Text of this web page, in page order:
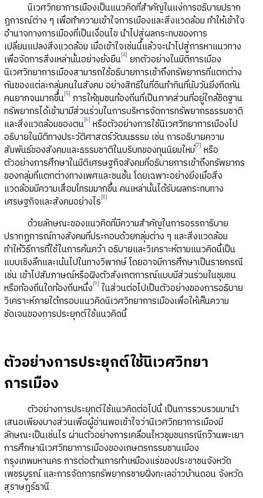
นิเวศวิทยาการเมืองเป็นแนวคิดที่สำคัญในแง่การอธิบายปราก
ฎการณ์ต่าง ๆ เพื่อทำความเข้าใจการเมืองและสิ่งแวดล้อม ทำให้เข้าใจ
อำนาจทางการเมืองที่เป็นเงื่อนไข นำไปสู่ผลกระทบของการ
เปลี่ยนแปลงสิ่งแวดล้อม เมื่อเข้าใจเช่นนี้แล้วจะนำไปสู่การหาแนวทาง
เพื่อจัดการสิ่งเหล่านั้นอย่างยั่งยืน[4] ยกตัวอย่างในมิติการเมือง
นิเวศวิทยาการเมืองสามารถใช้อธิบายการเข้าถึงทรัพยากรที่แตกต่าง
กันของแต่ละกลุ่มคนในสังคม อย่างสิทธิในที่ดินทำกินที่นับวันยิ่งกีดกัน
คนยากจนมากขึ้น[5] การให้ชุมชนท้องถิ่นที่เป็นภาคส่วนที่อยู่ใกล้ชิดฐาน
ทรัพยากรได้เข้ามามีส่วนร่วมในการบริหารจัดการทรัพยากรธรรมชาติ
และสิ่งแวดล้อมของตน[6] หรือตัวอย่างการใช้นิเวศวิทยาการเมืองไป
อธิบายในมิติทางประวัติศาสตร์วัฒนธรรม เช่น การอธิบายความ
สัมพันธ์ของสังคมและธรรมชาติในบริบทของทุนนิยมใหม่[7] หรือ
ตัวอย่างการศึกษาในมิติเศรษฐกิจสังคมที่อธิบายการเข้าถึงทรัพยากร
ของกลุ่มที่แตกต่างทางเพศและชนชั้น โดยเฉพาะอย่างยิ่งเมื่อสิ่ง
แวดล้อมมีความเสื่อมโทรมมากขึ้น คนเหล่านั้นได้รับผลกระทบทาง
เศรษฐกิจและสังคมอย่างไร[8]
ด้วยลักษณะของแนวคิดที่มีความสำคัญในการอรรถาธิบาย
ปรากฏการณ์ทางสังคมที่ประกอบด้วยกลุ่มต่าง ๆ และสิ่งแวดล้อม
ทำให้วิธีการที่ใช้ในการค้นคว้า อธิบายและวิเคราะห์ตามแนวคิดนี้เป็น
แบบเชิงลึกและเน้นไปในทางวิพากษ์ โดยอาจมีการศึกษาเป็นรายกรณี
เช่น เข้าไปสัมภาษณ์หรือฝังตัวสังเกตการณ์แบบมีส่วนร่วมในชุมชน
หรือท้องถิ่นใดท้องถิ่นหนึ่ง[9] ในส่วนต่อไปเป็นตัวอย่างของการอธิบาย
วิเคราะห์ภายใต้กรอบแนวคิดนิเวศวิทยาการเมืองเพื่อให้เห็นความ
ชัดเจนของการประยุกต์ใช้แนวคิดนี้
ตัวอย่างการประยุกต์ใช้นิเวศวิทยา
การเมือง
ตัวอย่างการประยุกต์ใช้แนวคิดต่อไปนี้ เป็นการรวบรวมมานำ
เสนอเพียงบางส่วนเพื่อผู้อ่านพอเข้าใจว่านิเวศวิทยาการเมืองมี
ลักษณะเป็นเช่นไร ผ่านตัวอย่างการเคลื่อนไหวชุมชนกรณีกว๊านพะเยา
การศึกษานิเวศวิทยาการเมืองของเกษตรกรรมชานเมือง
กรุงเทพมหานคร การต่อต้านการทำเหมืองแร่ของประชาชนจังหวัด
เพชรบูรณ์ และการจัดการทรัพยากรชายฝั่งทะเลอ่าวบ้านดอน จังหวัด
สุราษฎร์ธานี